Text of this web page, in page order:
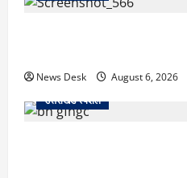
News Desk August 6, 2026
उत्तराखंड स्पेशल